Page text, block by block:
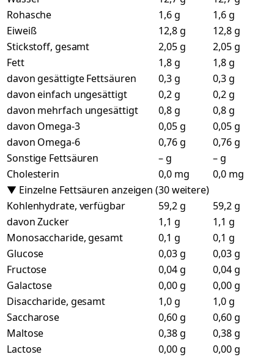
Rohasche
1,6 g
1,6 g
Eiweiß
12,8 g
12,8 g
Stickstoff, gesamt
2,05 g
2,05 g
Fett
1,8 g
1,8 g
davon gesättigte Fettsäuren
0,3 g
0,3 g
davon einfach ungesättigt
0,2 g
0,2 g
davon mehrfach ungesättigt
0,8 g
0,8 g
davon Omega-3
0,05 g
0,05 g
davon Omega-6
0,76 g
0,76 g
Sonstige Fettsäuren
– g
– g
Cholesterin
0,0 mg
0,0 mg
▼ Einzelne Fettsäuren anzeigen (30 weitere)
Kohlenhydrate, verfügbar
59,2 g
59,2 g
davon Zucker
1,1 g
1,1 g
Monosaccharide, gesamt
0,1 g
0,1 g
Glucose
0,03 g
0,03 g
Fructose
0,04 g
0,04 g
Galactose
0,00 g
0,00 g
Disaccharide, gesamt
1,0 g
1,0 g
Saccharose
0,60 g
0,60 g
Maltose
0,38 g
0,38 g
Lactose
0,00 g
0,00 g